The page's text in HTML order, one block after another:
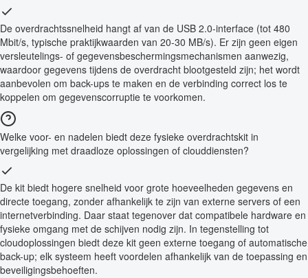
De overdrachtssnelheid hangt af van de USB 2.0-interface (tot 480
Mbit/s, typische praktijkwaarden van 20-30 MB/s). Er zijn geen eigen
versleutelings- of gegevensbeschermingsmechanismen aanwezig,
waardoor gegevens tijdens de overdracht blootgesteld zijn; het wordt
aanbevolen om back-ups te maken en de verbinding correct los te
koppelen om gegevenscorruptie te voorkomen.
Welke voor- en nadelen biedt deze fysieke overdrachtskit in
vergelijking met draadloze oplossingen of clouddiensten?
De kit biedt hogere snelheid voor grote hoeveelheden gegevens en
directe toegang, zonder afhankelijk te zijn van externe servers of een
internetverbinding. Daar staat tegenover dat compatibele hardware en
fysieke omgang met de schijven nodig zijn. In tegenstelling tot
cloudoplossingen biedt deze kit geen externe toegang of automatische
back-up; elk systeem heeft voordelen afhankelijk van de toepassing en
beveiligingsbehoeften.